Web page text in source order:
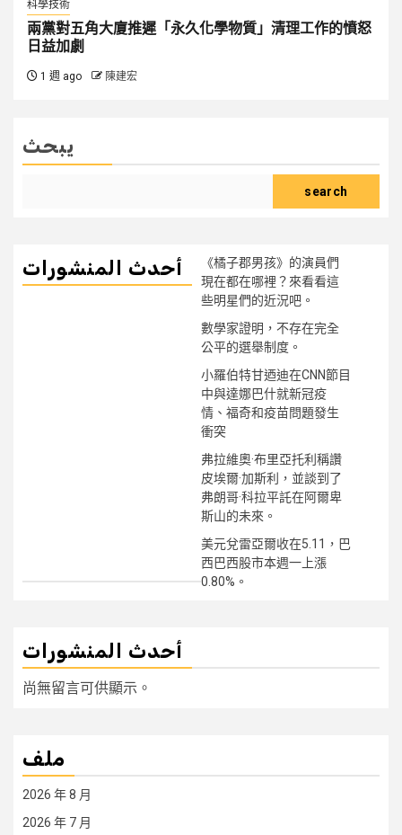
科學技術
兩黨對五角大廈推遲「永久化學物質」清理工作的憤怒
日益加劇
1 週 ago 陳建宏
يبحث
search
أحدث المنشورات
《橘子郡男孩》的演員們
現在都在哪裡？來看看這
些明星們的近況吧。
數學家證明，不存在完全
公平的選舉制度。
小羅伯特甘迺迪在CNN節目
中與達娜巴什就新冠疫
情、福奇和疫苗問題發生
衝突
弗拉維奧·布里亞托利稱讚
皮埃爾·加斯利，並談到了
弗朗哥·科拉平託在阿爾卑
斯山的未來。
美元兌雷亞爾收在5.11，巴
西巴西股市本週一上漲
0.80%。
أحدث المنشورات
尚無留言可供顯示。
ملف
2026 年 8 月
2026 年 7 月